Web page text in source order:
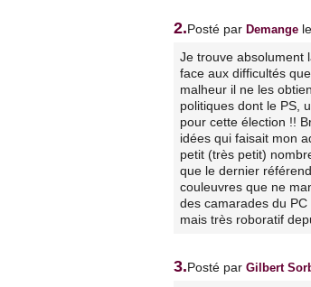
2.Posté par Demange
Je trouve absolument
face aux difficultés
malheur il ne les
politiques dont le PS,
pour cette élection !!
idées qui faisait mon
petit (très petit)
que le dernier
couleuvres que ne
des camarades du
mais très roboratif
3.Posté par Gilbert